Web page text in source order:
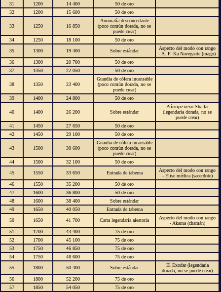
31 1200 14 400
50 de oro
32
1200 15 600 50 de oro
33 1250 16 850
Anomalía desconcertante
(poco común dorada, no se
puede crear)
34
1250 18 100
50 de oro
35
1300 19 400 Sobre estándar
Aspecto del modo con rango
- A. F. Ka Navegante (mago)
36
1300 20 700
50 de oro
37
1350 22 050 50 de oro
38 1350 23 400
Guardia de cólera incansable
(poco común dorada, no se
puede crear)
39
1400 24 800 50 de oro
40 1400 26 200 Sobre estándar
Príncipe-nexo Shaffar
(legendaria dorada, no se
puede crear)
41
1450 27 650
50 de oro
42
1450 29 100 50 de oro
43 1500 30 600
Guardia de cólera incansable
(poco común dorada, no se
puede crear)
44
1500 32 100
50 de oro
45
1550 33 650 Entrada de taberna
Aspecto del modo con rango
- Elise médica (sacerdote)
46
1550 35 200
50 de oro
47
1600 36 800
50 de oro
48
1600 38 400
Sobre estándar
49
1650 40 050
Entrada de taberna
50
1650 41 700 Carta legendaria aleatoria
Aspecto del modo con rango
- Akama (chamán)
51
1700 43 400
75 de oro
52
1700 45 100
75 de oro
53
1750 46 850
75 de oro
54
1750 48 600
75 de oro
55
1800 50 400 Sobre estándar
El Exodar (legendaria
dorada, no se puede crear)
56
1800 52 200
75 de oro
57
1850 54 050
75 de oro